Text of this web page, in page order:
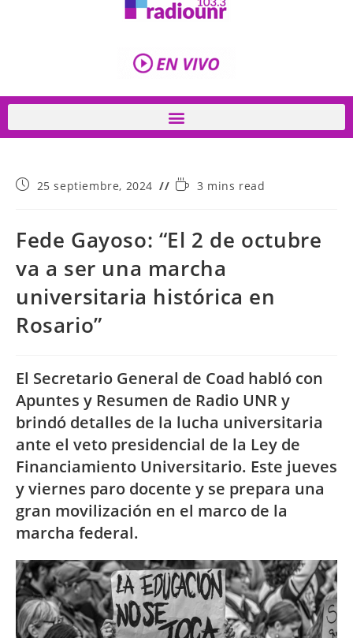
25 septiembre, 2024 3 mins read
Fede Gayoso: “El 2 de octubre
va a ser una marcha
universitaria histórica en
Rosario”
El Secretario General de Coad habló con
Apuntes y Resumen de Radio UNR y
brindó detalles de la lucha universitaria
ante el veto presidencial de la Ley de
Financiamiento Universitario. Este jueves
y viernes paro docente y se prepara una
gran movilización en el marco de la
marcha federal.